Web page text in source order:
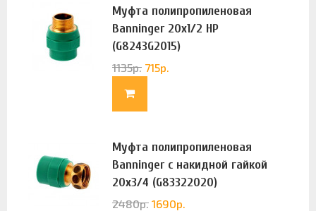
Муфта полипропиленовая
Banninger 20х1/2 НР
(G8243G2015)
1135р. 715р.
Муфта полипропиленовая
Banninger с накидной гайкой
20х3/4 (G83322020)
2480р. 1690р.